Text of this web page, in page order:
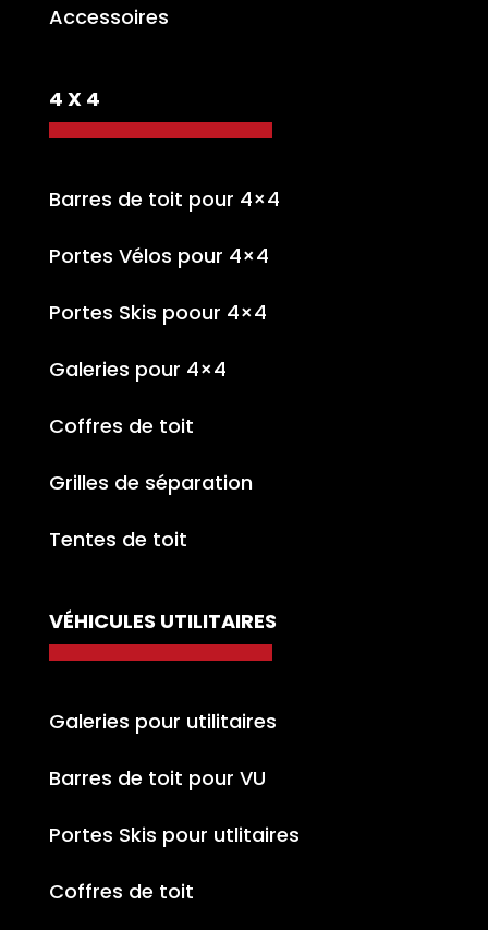
Accessoires
4 X 4
Barres de toit pour 4×4
Portes Vélos pour 4×4
Portes Skis poour 4×4
Galeries pour 4×4
Coffres de toit
Grilles de séparation
Tentes de toit
VÉHICULES UTILITAIRES
Galeries pour utilitaires
Barres de toit pour VU
Portes Skis pour utlitaires
Coffres de toit